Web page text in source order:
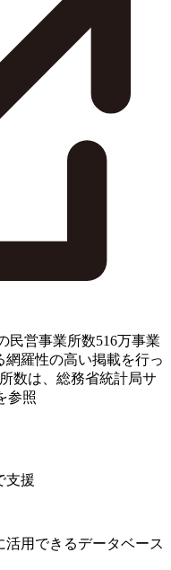
民営事業所数516万事業
網羅性の高い掲載を行っ
数は、総務省統計局サ
参照
支援
用できるデータベース